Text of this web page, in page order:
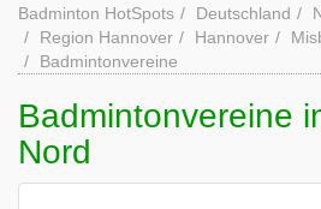
Badminton HotSpots Deutschland
Region Hannover
Hannover
Badmintonvereine
Badmintonvereine
Nord